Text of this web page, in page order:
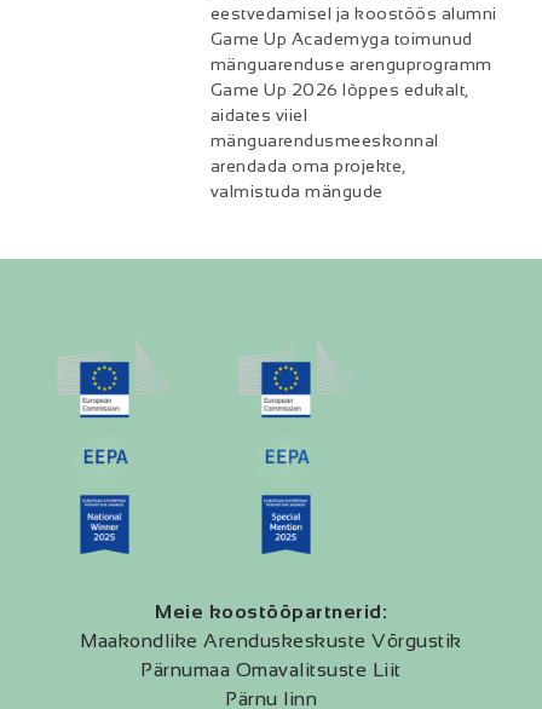
eestvedamisel ja koostöös alumni
Game Up Academyga toimunud
mänguarenduse arenguprogramm
Game Up 2026 lõppes edukalt,
aidates viiel
mänguarendusmeeskonnal
arendada oma projekte,
valmistuda mängude
Meie koostööpartnerid:
Maakondlike Arenduskeskuste Võrgustik
Pärnumaa Omavalitsuste Liit
Pärnu linn